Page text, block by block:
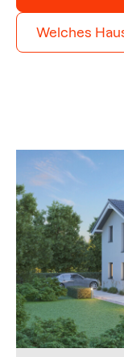
Welches